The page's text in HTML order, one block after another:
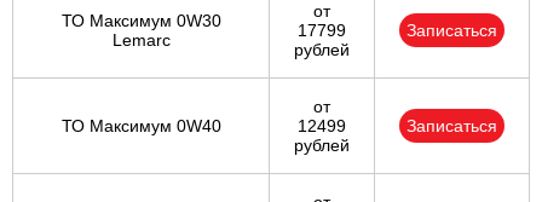
ТО Максимум 0W30
Lemarc
от
17799
рублей
Записаться
ТО Максимум 0W40
от
12499
рублей
Записаться